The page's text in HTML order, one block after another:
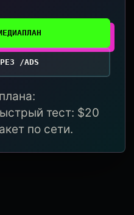
/ADS
тест: $20
по сети.